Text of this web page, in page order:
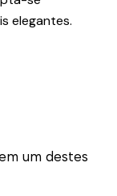
elegantes.
um destes